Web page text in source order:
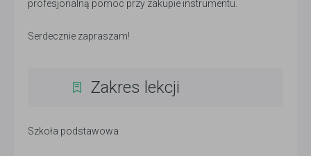
profesjonalną pomoc przy zakupie instrumentu.
Serdecznie zapraszam!
Zakres lekcji
Szkoła podstawowa